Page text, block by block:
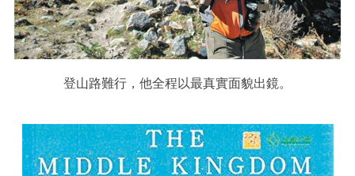
登山路難行，他全程以最真實面貌出鏡。